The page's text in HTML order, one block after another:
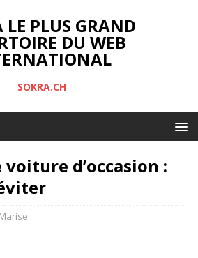
LE PLUS GRAND
DU WEB
SOKRA.CH
d’occasion :
Marise